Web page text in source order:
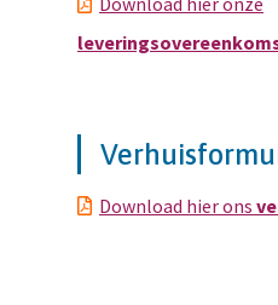
Download hier ons